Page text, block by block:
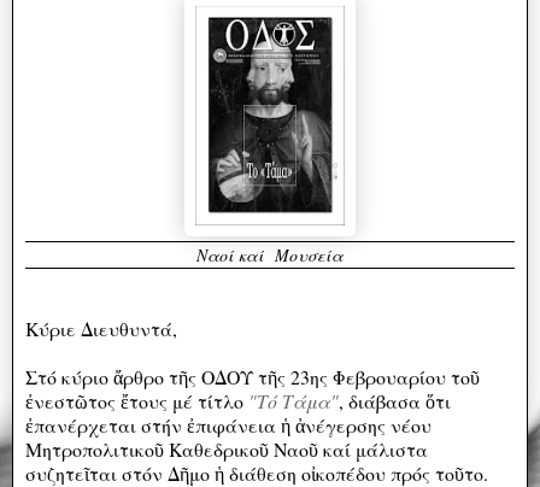
Ναοί καί Μουσεία
Κύριε Διευθυντά,
Στό κύριο ἄρθρο τῆς ΟΔΟΥ τῆς 23ης Φεβρουαρίου τοῦ
ἐνεστῶτος ἔτους μέ τίτλο "Τό Τάμα", διάβασα ὅτι
ἐπανέρχεται στήν ἐπιφάνεια ἡ ἀνέγερσης νέου
Μητροπολιτικοῦ Καθεδρικοῦ Ναοῦ καί μάλιστα
συζητεῖται στόν Δῆμο ἡ διάθεση οἰκοπέδου πρός τοῦτο.